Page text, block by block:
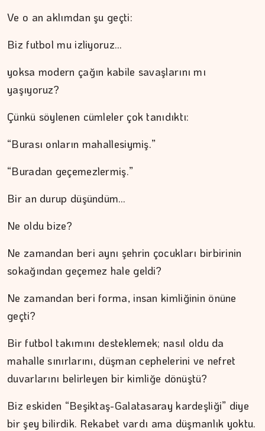
Ve o an aklımdan şu geçti:
Biz futbol mu izliyoruz…
yoksa modern çağın kabile savaşlarını mı
yaşıyoruz?
Çünkü söylenen cümleler çok tanıdıktı:
“Burası onların mahallesiymiş.”
“Buradan geçemezlermiş.”
Bir an durup düşündüm…
Ne oldu bize?
Ne zamandan beri aynı şehrin çocukları birbirinin
sokağından geçemez hale geldi?
Ne zamandan beri forma, insan kimliğinin önüne
geçti?
Bir futbol takımını desteklemek; nasıl oldu da
mahalle sınırlarını, düşman cephelerini ve nefret
duvarlarını belirleyen bir kimliğe dönüştü?
Biz eskiden “Beşiktaş-Galatasaray kardeşliği” diye
bir şey bilirdik. Rekabet vardı ama düşmanlık yoktu.